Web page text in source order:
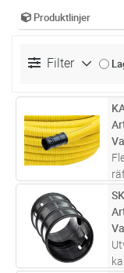
Produktlinjer
Filter
M
ST